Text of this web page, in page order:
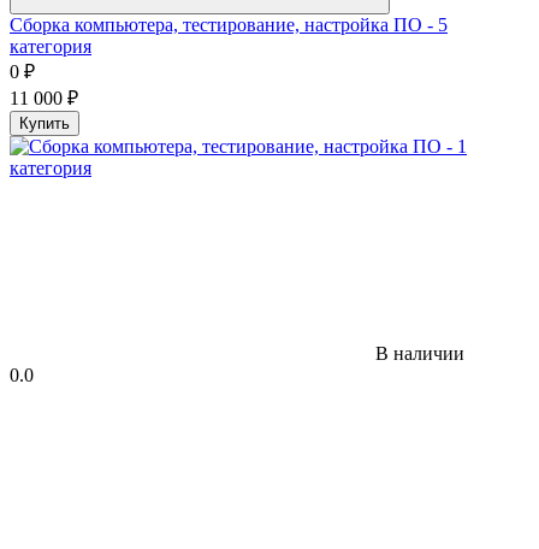
Сборка компьютера, тестирование, настройка ПО - 5
категория
0 ₽
11 000 ₽
Купить
В наличии
0.0